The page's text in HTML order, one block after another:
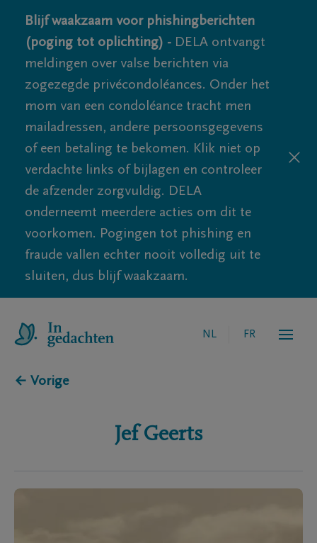
Blijf waakzaam voor phishingberichten
(poging tot oplichting) - DELA ontvangt
meldingen over valse berichten via
zogezegde privécondoléances. Onder het
mom van een condoléance tracht men
mailadressen, andere persoonsgegevens
of een betaling te bekomen. Klik niet op
verdachte links of bijlagen en controleer
de afzender zorgvuldig. DELA
onderneemt meerdere acties om dit te
voorkomen. Pogingen tot phishing en
fraude vallen echter nooit volledig uit te
sluiten, dus blijf waakzaam.
NL FR
← Vorige
Jef Geerts